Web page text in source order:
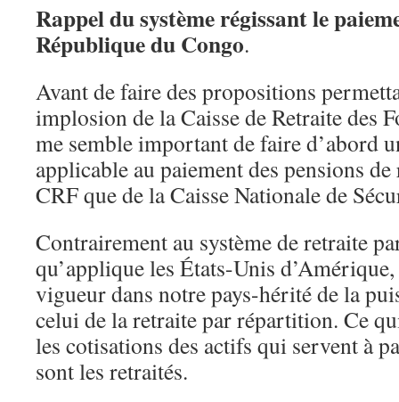
Rappel du système régissant le
République du Congo.
Avant de faire des propositions
implosion de la Caisse de Retraite des
me semble important de faire d’abord
applicable au paiement des pensions
CRF que de la Caisse Nationale de
Contrairement au système de retraite
qu’applique les États-Unis
vigueur dans notre pays-hérité de la
celui de la retraite par répartition. Ce
les cotisations des actifs qui servent à
sont les retraités.